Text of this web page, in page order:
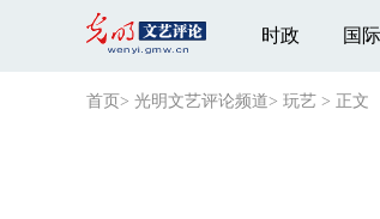
时政 国际
首页 > 光明文艺评论频道> 玩艺 > 正文